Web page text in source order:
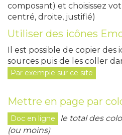
composant) et choisissez
centré, droite, justifié)
Utiliser des icônes
Il est possible de copier des
sources puis de les coller
Par exemple sur ce site
Mettre en page par
Doc en ligne
le total des
(ou moins)